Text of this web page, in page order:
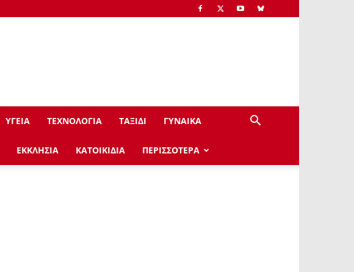
ΥΓΕΙΑ ΤΕΧΝΟΛΟΓΙΑ ΤΑΞΙΔΙ ΓΥΝΑΙΚΑ
ΕΚΚΛΗΣΙΑ ΚΑΤΟΙΚΙΔΙΑ ΠΕΡΙΣΣΟΤΕΡΑ